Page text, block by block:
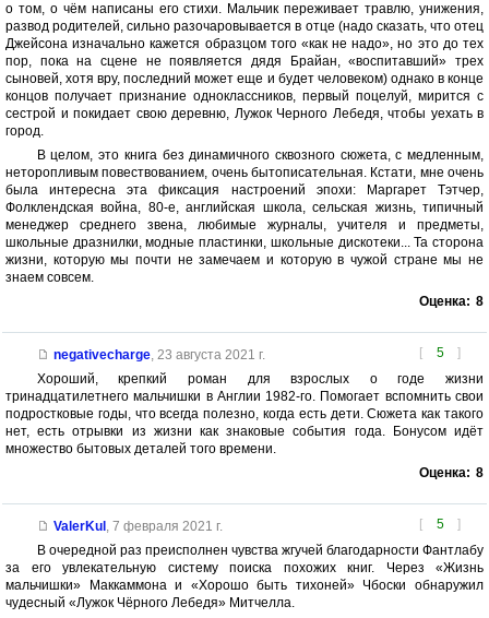
о том, о чём написаны его стихи. Мальчик переживает травлю, унижения,
развод родителей, сильно разочаровывается в отце (надо сказать, что отец
Джейсона изначально кажется образцом того «как не надо», но это до тех
пор, пока на сцене не появляется дядя Брайан, «воспитавший» трех
сыновей, хотя вру, последний может еще и будет человеком) однако в конце
концов получает признание одноклассников, первый поцелуй, мирится с
сестрой и покидает свою деревню, Лужок Черного Лебедя, чтобы уехать в
город.
В целом, это книга без динамичного сквозного сюжета, с медленным,
неторопливым повествованием, очень бытописательная. Кстати, мне очень
была интересна эта фиксация настроений эпохи: Маргарет Тэтчер,
Фолклендская война, 80-е, английская школа, сельская жизнь, типичный
менеджер среднего звена, любимые журналы, учителя и предметы,
школьные дразнилки, модные пластинки, школьные дискотеки... Та сторона
жизни, которую мы почти не замечаем и которую в чужой стране мы не
знаем совсем.
Оценка: 8
[ 5 ]
negativecharge, 23 августа 2021 г.
Хороший, крепкий роман для взрослых о годе жизни
тринадцатилетнего мальчишки в Англии 1982-го. Помогает вспомнить свои
подростковые годы, что всегда полезно, когда есть дети. Сюжета как такого
нет, есть отрывки из жизни как знаковые события года. Бонусом идёт
множество бытовых деталей того времени.
Оценка: 8
[ 5 ]
ValerKul , 7 февраля 2021 г.
В очередной раз преисполнен чувства жгучей благодарности Фантлабу
за его увлекательную систему поиска похожих книг. Через «Жизнь
мальчишки» Маккаммона и «Хорошо быть тихоней» Чбоски обнаружил
чудесный «Лужок Чёрного Лебедя» Митчелла.